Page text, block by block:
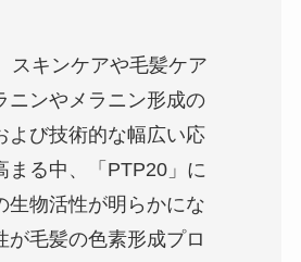
スキンケアや毛髪ケア
ニンやメラニン形成の
よび技術的な幅広い応
まる中、「PTP20」に
生物活性が明らかにな
が毛髪の色素形成プロ